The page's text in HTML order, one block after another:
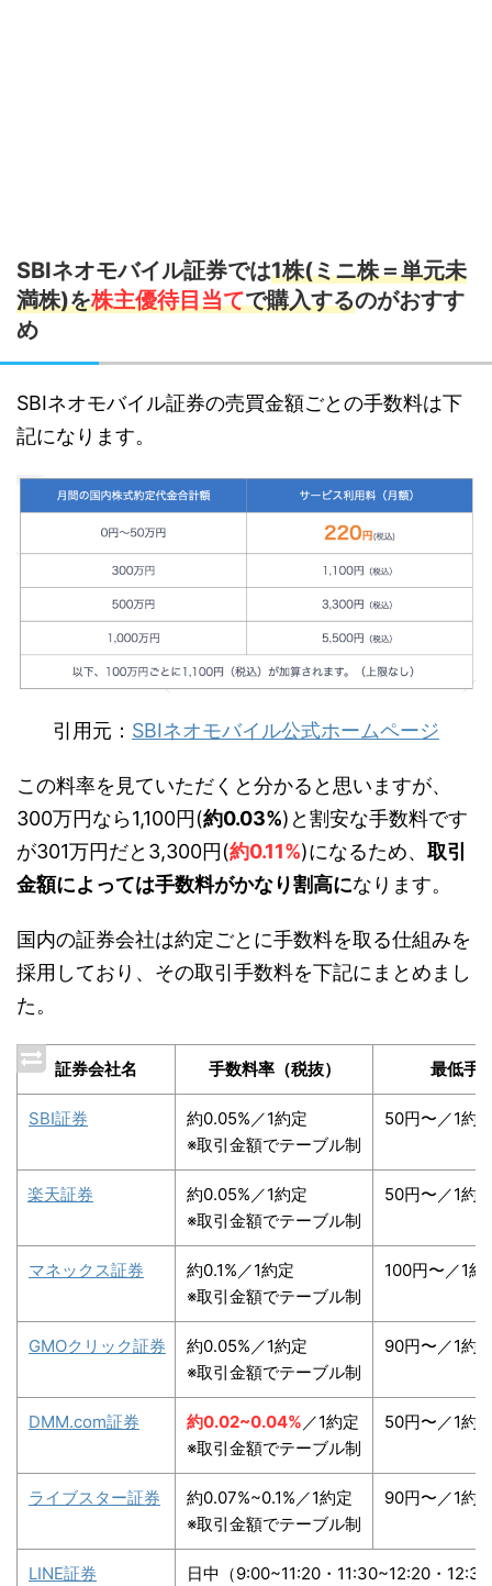
SBIネオモバイル証券では1株(ミニ株＝単元未
満株)を株主優待目当てで購入するのがおすす
め
SBIネオモバイル証券の売買金額ごとの手数料は下
記になります。
引用元： SBIネオモバイル公式ホームページ
この料率を見ていただくと分かると思いますが、
300万円なら1,100円(約0.03%)と割安な手数料です
が301万円だと3,300円(約0.11%)になるため、 取引
金額によっては手数料がかなり割高になります。
国内の証券会社は約定ごとに手数料を取る仕組みを
採用しており、その取引手数料を下記にまとめまし
た。
証券会社名 手数料率（税抜） 最低手
SBI証券
約0.05%／1約定
※取引金額でテーブル制
50円〜／1約
楽天証券
約0.05%／1約定
※取引金額でテーブル制
50円〜／1約
マネックス証券
約0.1%／1約定
※取引金額でテーブル制
100円〜／1約
GMOクリック証券
約0.05%／1約定
※取引金額でテーブル制
90円〜／1約
DMM.com証券 約0.02~0.04% ／1約定
※取引金額でテーブル制
50円〜／1約
ライブスター証券
約0.07%~0.1%／1約定
※取引金額でテーブル制
90円〜／1約
LINE証券 日中（9:00~11:20・11:30~12:20・